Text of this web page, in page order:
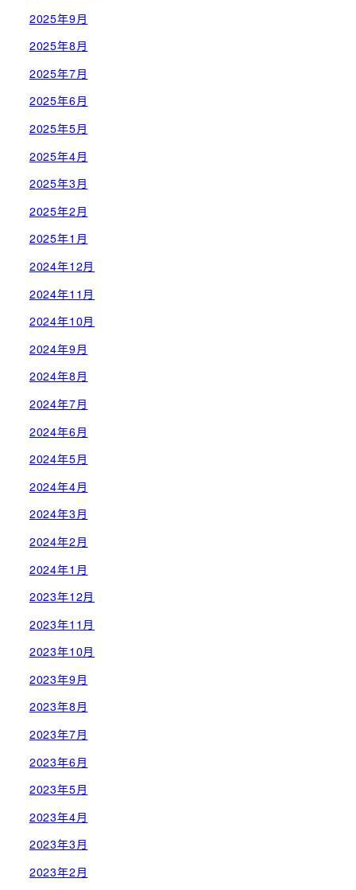
2025年9月
2025年8月
2025年7月
2025年6月
2025年5月
2025年4月
2025年3月
2025年2月
2025年1月
2024年12月
2024年11月
2024年10月
2024年9月
2024年8月
2024年7月
2024年6月
2024年5月
2024年4月
2024年3月
2024年2月
2024年1月
2023年12月
2023年11月
2023年10月
2023年9月
2023年8月
2023年7月
2023年6月
2023年5月
2023年4月
2023年3月
2023年2月